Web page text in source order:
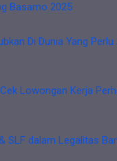
Basamo 2025
Di Dunia Yang
Lowongan Kerja
SLF dalam Legalitas